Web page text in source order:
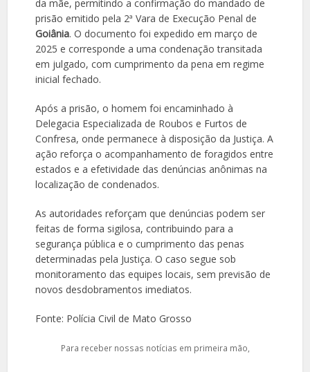
da mãe, permitindo a confirmação do mandado de
prisão emitido pela 2ª Vara de Execução Penal de
Goiânia. O documento foi expedido em março de
2025 e corresponde a uma condenação transitada
em julgado, com cumprimento da pena em regime
inicial fechado.
Após a prisão, o homem foi encaminhado à
Delegacia Especializada de Roubos e Furtos de
Confresa, onde permanece à disposição da Justiça. A
ação reforça o acompanhamento de foragidos entre
estados e a efetividade das denúncias anônimas na
localização de condenados.
As autoridades reforçam que denúncias podem ser
feitas de forma sigilosa, contribuindo para a
segurança pública e o cumprimento das penas
determinadas pela Justiça. O caso segue sob
monitoramento das equipes locais, sem previsão de
novos desdobramentos imediatos.
Fonte: Polícia Civil de Mato Grosso
Para receber nossas notícias em primeira mão,